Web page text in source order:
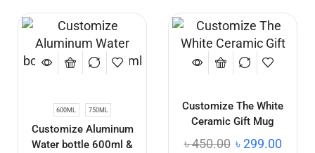
600ML 750ML
Customize Aluminum
Water bottle 600ml &
Customize The White
Ceramic Gift Mug
৳450.00 ৳299.00